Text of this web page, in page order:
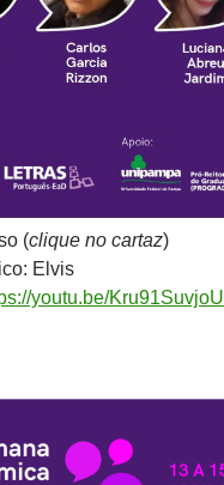
(clique no cartaz)
Elvis
youtu.be/Kru91SuvjoU